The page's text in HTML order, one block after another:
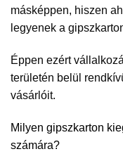
másképpen, hiszen
legyenek a
Éppen ezért
területén belül
vásárlóit.
Milyen gipszkarton
számára?